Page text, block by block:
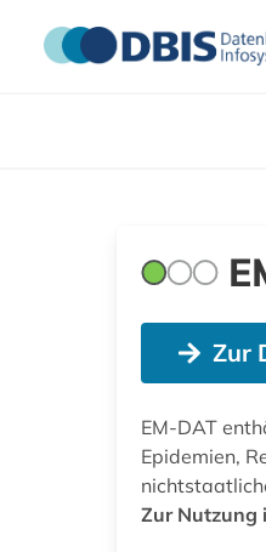
Zur
EM-DAT
Epidemien,
Zur Nutzung